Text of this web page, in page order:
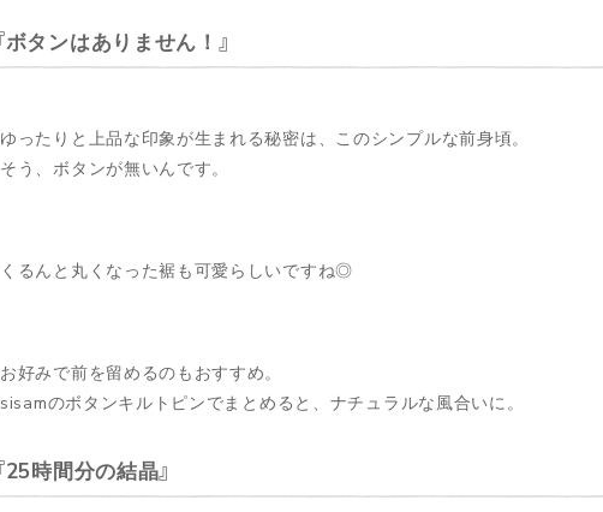
ボタンはありません！
ゆったりと上品な印象が生まれる秘密は、このシンプルな前身頃。
そう、ボタンが無いんです。
くるんと丸くなった裾も可愛らしいですね◎
お好みで前を留めるのもおすすめ。
sisamのボタンキルトピンでまとめると、ナチュラルな風合いに。
25時間分の結晶